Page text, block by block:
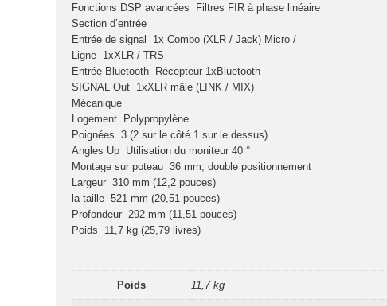
Fonctions DSP avancées Filtres FIR à phase linéaire
Section d’entrée
Entrée de signal 1x Combo (XLR / Jack) Micro /
Ligne 1xXLR / TRS
Entrée Bluetooth Récepteur 1xBluetooth
SIGNAL Out 1xXLR mâle (LINK / MIX)
Mécanique
Logement Polypropylène
Poignées 3 (2 sur le côté 1 sur le dessus)
Angles Up Utilisation du moniteur 40 °
Montage sur poteau 36 mm, double positionnement
Largeur 310 mm (12,2 pouces)
la taille 521 mm (20,51 pouces)
Profondeur 292 mm (11,51 pouces)
Poids 11,7 kg (25,79 livres)
Poids 11,7 kg